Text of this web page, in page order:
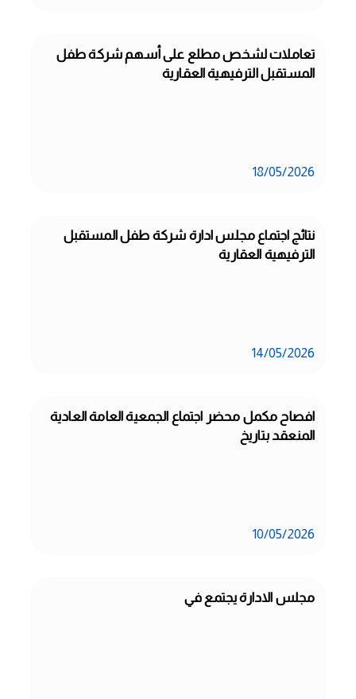
المستقبل الترفيهية العقارية
18/05/2026
الترفيهية العقارية
14/05/2026
المنعقد بتاريخ
10/05/2026
مجلس الادارة يجتمع في